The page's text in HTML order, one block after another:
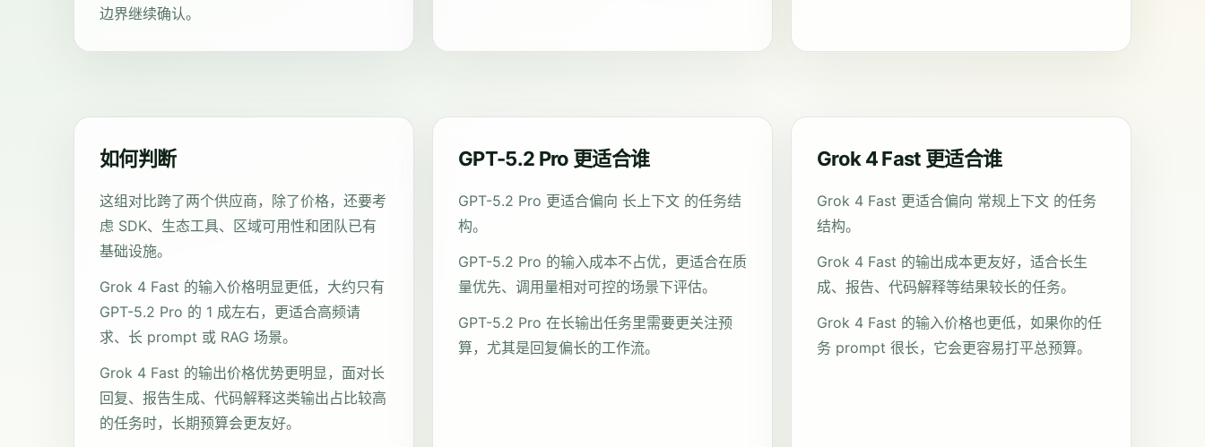
边界继续确认。
如何判断
这组对比跨了两个供应商，除了价格，还要考
虑 SDK、生态工具、区域可用性和团队已有
基础设施。
Grok 4 Fast 的输入价格明显更低，大约只有
GPT-5.2 Pro 的 1 成左右，更适合高频请
求、长 prompt 或 RAG 场景。
Grok 4 Fast 的输出价格优势更明显，面对长
回复、报告生成、代码解释这类输出占比较高
的任务时，长期预算会更友好。
GPT-5.2 Pro 更适合谁
GPT-5.2 Pro 更适合偏向 长上下文 的任务结
构。
GPT-5.2 Pro 的输入成本不占优，更适合在质
量优先、调用量相对可控的场景下评估。
GPT-5.2 Pro 在长输出任务里需要更关注预
算，尤其是回复偏长的工作流。
Grok 4 Fast 更适合谁
Grok 4 Fast 更适合偏向 常规上下文 的任务
结构。
Grok 4 Fast 的输出成本更友好，适合长生
成、报告、代码解释等结果较长的任务。
Grok 4 Fast 的输入价格也更低，如果你的任
务 prompt 很长，它会更容易打平总预算。